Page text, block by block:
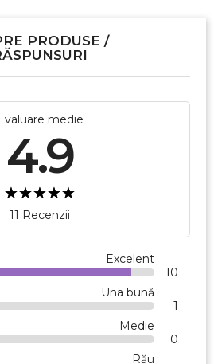
PRODUSE /
medie
4.9
11 Recenzii
Excelent
10
Una bună
1
Medie
0
Rău